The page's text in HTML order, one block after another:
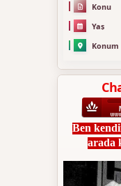
Konu
Yaş
Konum
Ben
arada